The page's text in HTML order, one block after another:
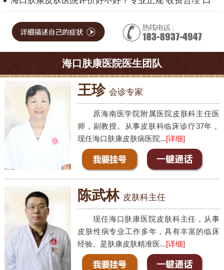
海口肤康医院医生团队
王珍 会诊专家
原海南医学院附属医院皮肤科主任医
师，副教授。从事皮肤科临床诊疗37年，
现任海口肤康皮肤病医院...[详细]
陈武林 皮肤科主任
现任海口肤康医院皮肤科主任，从事
皮肤性病专业工作多年，具有丰富的临床
经验。是肤康皮肤精准医...[详细]